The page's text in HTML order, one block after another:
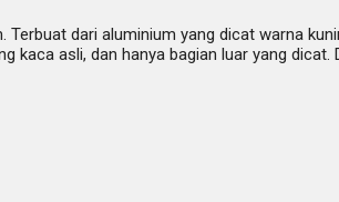
dari aluminium yang dicat warna
kaca asli, dan hanya bagian luar yang